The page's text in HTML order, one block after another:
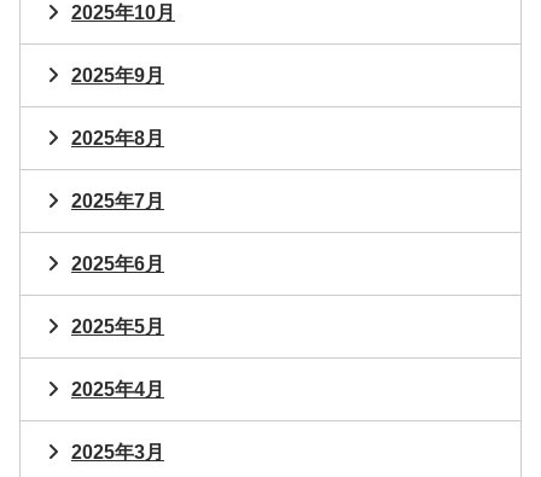
2025年10月
2025年9月
2025年8月
2025年7月
2025年6月
2025年5月
2025年4月
2025年3月